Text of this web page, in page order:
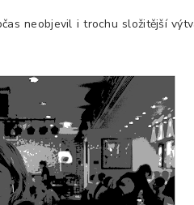
neobjevil i trochu složitější